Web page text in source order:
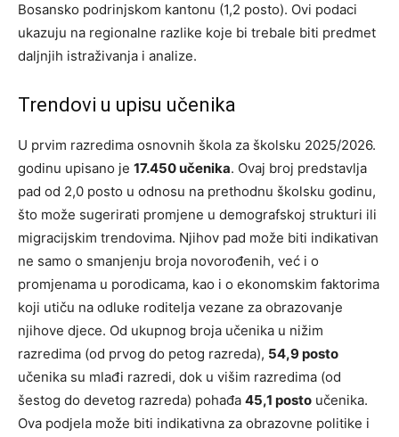
Bosansko podrinjskom kantonu (1,2 posto). Ovi podaci
ukazuju na regionalne razlike koje bi trebale biti predmet
daljnjih istraživanja i analize.
Trendovi u upisu učenika
U prvim razredima osnovnih škola za školsku 2025/2026.
godinu upisano je 17.450 učenika. Ovaj broj predstavlja
pad od 2,0 posto u odnosu na prethodnu školsku godinu,
što može sugerirati promjene u demografskoj strukturi ili
migracijskim trendovima. Njihov pad može biti indikativan
ne samo o smanjenju broja novorođenih, već i o
promjenama u porodicama, kao i o ekonomskim faktorima
koji utiču na odluke roditelja vezane za obrazovanje
njihove djece. Od ukupnog broja učenika u nižim
razredima (od prvog do petog razreda), 54,9 posto
učenika su mlađi razredi, dok u višim razredima (od
šestog do devetog razreda) pohađa 45,1 posto učenika.
Ova podjela može biti indikativna za obrazovne politike i